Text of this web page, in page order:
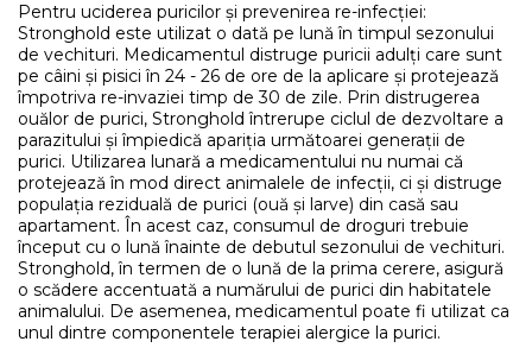
Pentru uciderea puricilor și prevenirea re-infecției:
Stronghold este utilizat o dată pe lună în timpul sezonului
de vechituri. Medicamentul distruge puricii adulți care sunt
pe câini și pisici în 24 - 26 de ore de la aplicare și protejează
împotriva re-invaziei timp de 30 de zile. Prin distrugerea
ouălor de purici, Stronghold întrerupe ciclul de dezvoltare a
parazitului și împiedică apariția următoarei generații de
purici. Utilizarea lunară a medicamentului nu numai că
protejează în mod direct animalele de infecții, ci și distruge
populația reziduală de purici (ouă și larve) din casă sau
apartament. În acest caz, consumul de droguri trebuie
început cu o lună înainte de debutul sezonului de vechituri.
Stronghold, în termen de o lună de la prima cerere, asigură
o scădere accentuată a numărului de purici din habitatele
animalului. De asemenea, medicamentul poate fi utilizat ca
unul dintre componentele terapiei alergice la purici.